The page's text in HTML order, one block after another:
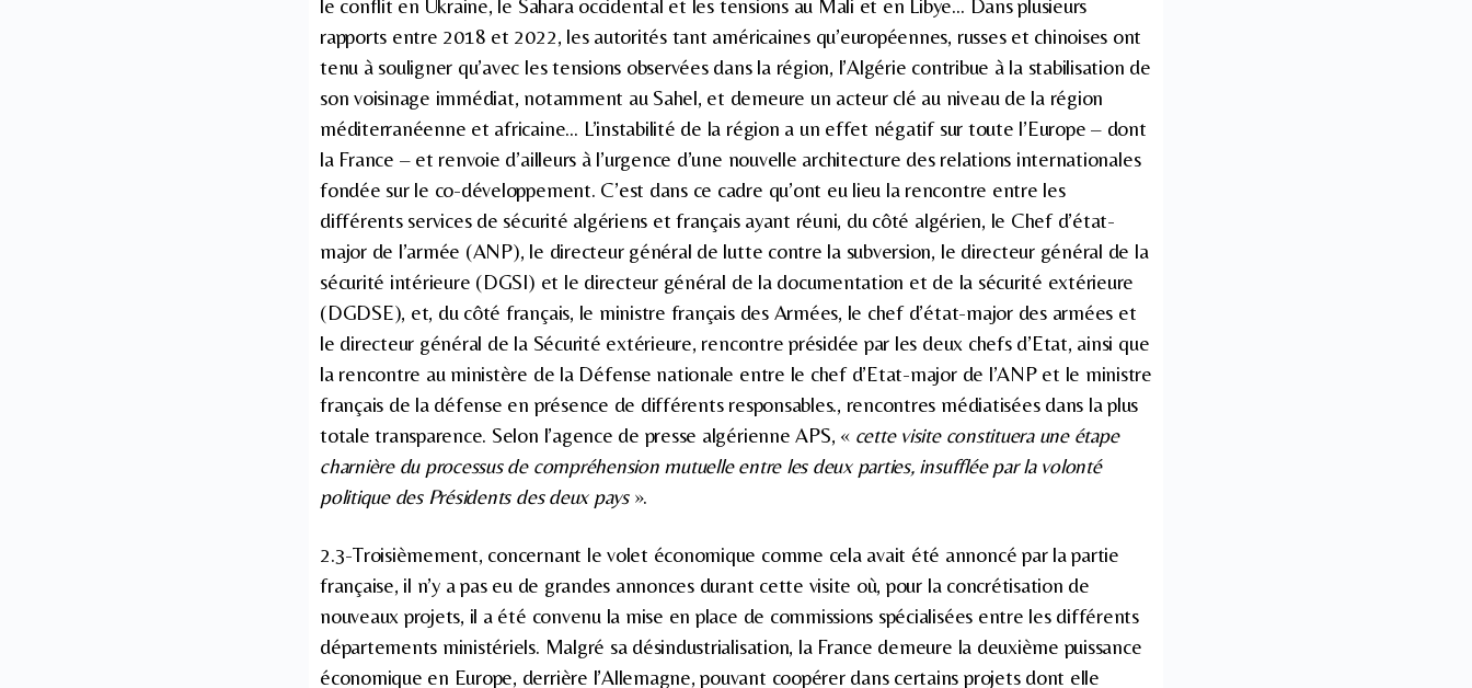
le conflit en Ukraine, le Sahara occidental et les tensions au Mali et en Libye… Dans plusieurs
rapports entre 2018 et 2022, les autorités tant américaines qu’européennes, russes et chinoises ont
tenu à souligner qu’avec les tensions observées dans la région, l’Algérie contribue à la stabilisation de
son voisinage immédiat, notamment au Sahel, et demeure un acteur clé au niveau de la région
méditerranéenne et africaine… L’instabilité de la région a un effet négatif sur toute l’Europe – dont
la France – et renvoie d’ailleurs à l’urgence d’une nouvelle architecture des relations internationales
fondée sur le co-développement. C’est dans ce cadre qu’ont eu lieu la rencontre entre les
différents services de sécurité algériens et français ayant réuni, du côté algérien, le Chef d’état-
major de l’armée (ANP), le directeur général de lutte contre la subversion, le directeur général de la
sécurité intérieure (DGSI) et le directeur général de la documentation et de la sécurité extérieure
(DGDSE), et, du côté français, le ministre français des Armées, le chef d’état-major des armées et
le directeur général de la Sécurité extérieure, rencontre présidée par les deux chefs d’Etat, ainsi que
la rencontre au ministère de la Défense nationale entre le chef d’Etat-major de l’ANP et le ministre
français de la défense en présence de différents responsables., rencontres médiatisées dans la plus
totale transparence. Selon l’agence de presse algérienne APS, « cette visite constituera une étape
charnière du processus de compréhension mutuelle entre les deux parties, insufflée par la volonté
politique des Présidents des deux pays».
2.3-Troisièmement, concernant le volet économique comme cela avait été annoncé par la partie
française, il n’y a pas eu de grandes annonces durant cette visite où, pour la concrétisation de
nouveaux projets, il a été convenu la mise en place de commissions spécialisées entre les différents
départements ministériels. Malgré sa désindustrialisation, la France demeure la deuxième puissance
économique en Europe, derrière l’Allemagne, pouvant coopérer dans certains projets dont elle